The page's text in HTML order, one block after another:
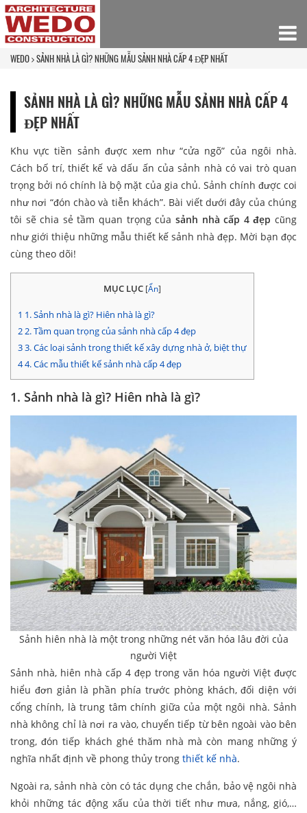
WEDO SẢNH NHÀ LÀ GÌ? NHỮNG MẪU SẢNH NHÀ CẤP 4 ĐẸP NHẤT
SẢNH NHÀ LÀ GÌ? NHỮNG MẪU SẢNH NHÀ CẤP 4
ĐẸP NHẤT
Khu vực tiền sảnh được xem như “cửa ngõ” của ngôi nhà.
Cách bố trí, thiết kế và dấu ấn của sảnh nhà có vai trò quan
trọng bởi nó chính là bộ mặt của gia chủ. Sảnh chính được coi
như nơi “đón chào và tiễn khách”. Bài viết dưới đây của chúng
tôi sẽ chia sẻ tầm quan trọng của sảnh nhà cấp 4 đẹp cũng
như giới thiệu những mẫu thiết kế sảnh nhà đẹp. Mời bạn đọc
cùng theo dõi!
MỤC LỤC [Ẩn]
1 1. Sảnh nhà là gì? Hiên nhà là gì?
22. Tầm quan trọng của sảnh nhà cấp 4 đẹp
33. Các loại sảnh trong thiết kế xây dựng nhà ở, biệt thự
44. Các mẫu thiết kế sảnh nhà cấp 4 đẹp
1. Sảnh nhà là gì? Hiên nhà là gì?
Sảnh hiên nhà là một trong những nét văn hóa lâu đời của
người Việt
Sảnh nhà, hiên nhà cấp 4 đẹp trong văn hóa người Việt được
hiểu đơn giản là phần phía trước phòng khách, đối diện với
cổng chính, là trung tâm chính giữa của một ngôi nhà. Sảnh
nhà không chỉ là nơi ra vào, chuyển tiếp từ bên ngoài vào bên
trong, đón tiếp khách ghé thăm nhà mà còn mang những ý
nghĩa nhất định về phong thủy trong thiết kế nhà.
Ngoài ra, sảnh nhà còn có tác dụng che chắn, bảo vệ ngôi nhà
khỏi những tác động xấu của thời tiết như mưa, nắng, gió,…